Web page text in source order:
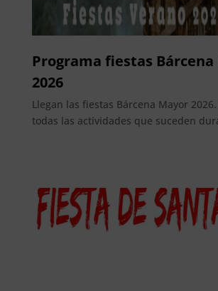
Programa fiestas
2026
Llegan las fiestas Bárcena Mayor
todas las actividades que suceden